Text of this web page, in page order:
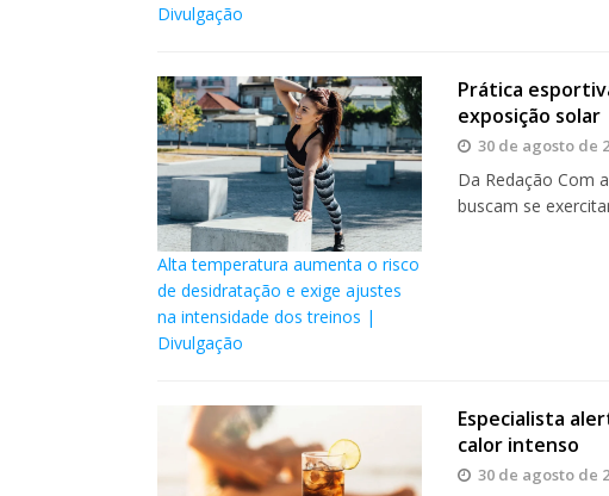
Divulgação
Alta temperatura aumenta o risco
de desidratação e exige ajustes
na intensidade dos treinos |
Divulgação
Prática
exposição solar
30 de agosto de
Da Redação Com
buscam se
Especialista
calor intenso
30 de agosto de